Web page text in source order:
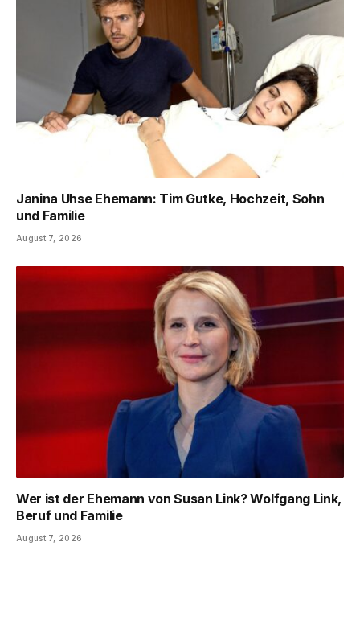
Janina Uhse Ehemann: Tim Gutke, Hochzeit, Sohn
und Familie
August 7, 2026
Wer ist der Ehemann von Susan Link? Wolfgang Link,
Beruf und Familie
August 7, 2026